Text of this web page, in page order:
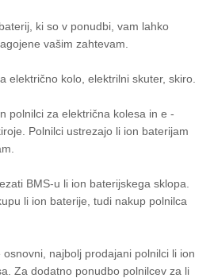
ki so v ponudbi, vam lahko
vašim zahtevam.
električno kolo, elektrilni skuter, skiro.
polnilci za električna kolesa in e -
Polnilci ustrezajo li ion baterijam
BMS-u li ion baterijskega sklopa.
li ion baterije, tudi nakup polnilca
najbolj prodajani polnilci li ion
Za dodatno ponudbo polnilcev za li